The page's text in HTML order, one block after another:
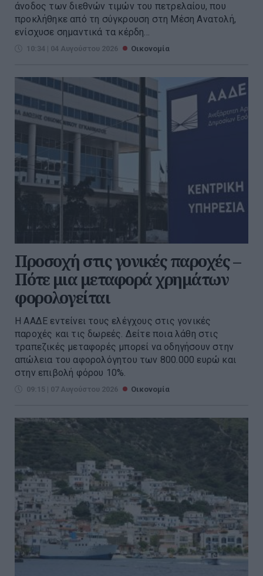
άνοδος των διεθνών τιμών του πετρελαίου, που
προκλήθηκε από τη σύγκρουση στη Μέση Ανατολή,
ενίσχυσε σημαντικά τα κέρδη...
10:34 | 04 Αυγούστου 2026 Οικονομία
Προσοχή στις γονικές παροχές –
Πότε μια μεταφορά χρημάτων
φορολογείται
Η ΑΑΔΕ εντείνει τους ελέγχους στις γονικές
παροχές και τις δωρεές. Δείτε ποια λάθη στις
τραπεζικές μεταφορές μπορεί να οδηγήσουν στην
απώλεια του αφορολόγητου των 800.000 ευρώ και
στην επιβολή φόρου 10%.
09:15 | 07 Αυγούστου 2026 Οικονομία